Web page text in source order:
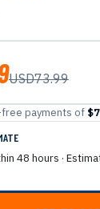
USD73.99
payments of
48 hours ·